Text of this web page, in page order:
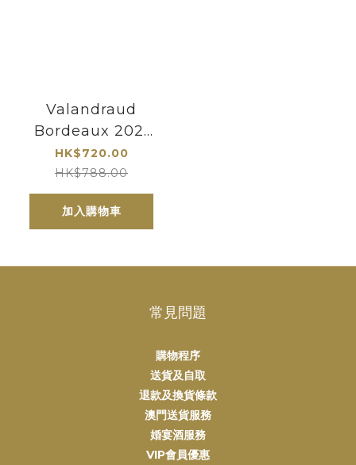
Valandraud
Bordeaux 2021
Bordeaux Blanc
HK$720.00
HK$788.00
加入購物車
常見問題
購物程序
送貨及自取
退款及換貨條款
澳門送貨服務
婚宴酒服務
VIP會員優惠